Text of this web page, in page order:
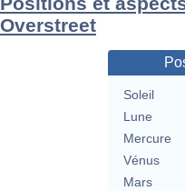
Overstreet
Soleil
Lune
Mercure
Vénus
Mars